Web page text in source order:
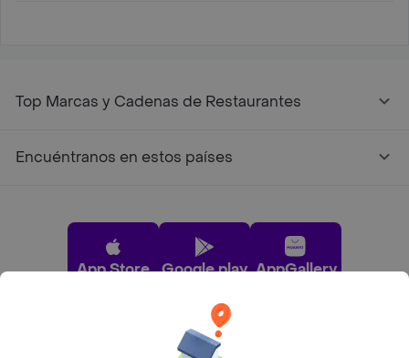
Top Marcas y Cadenas de Restaurantes
Encuéntranos en estos países
App Store Google play AppGallery